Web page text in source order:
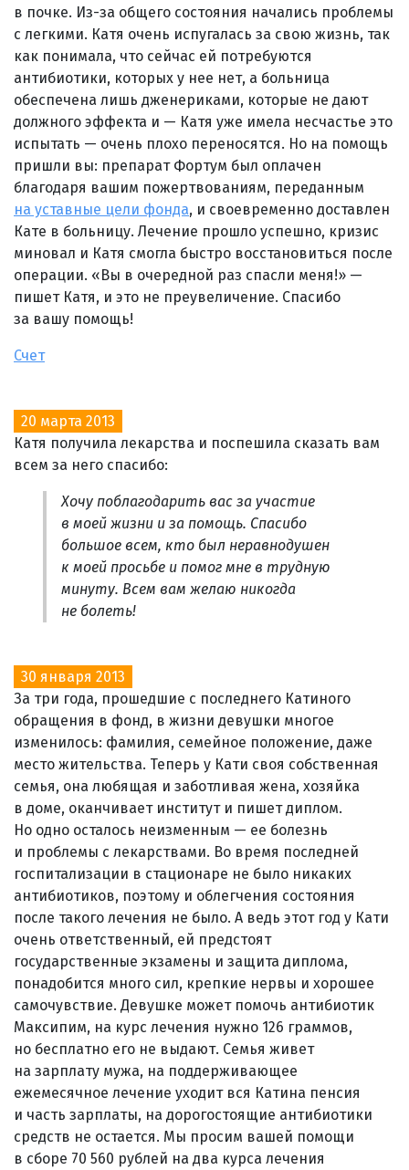
в почке. Из-за общего состояния начались проблемы
с легкими. Катя очень испугалась за свою жизнь, так
как понимала, что сейчас ей потребуются
антибиотики, которых у нее нет, а больница
обеспечена лишь дженериками, которые не дают
должного эффекта и — Катя уже имела несчастье это
испытать — очень плохо переносятся. Но на помощь
пришли вы: препарат Фортум был оплачен
благодаря вашим пожертвованиям, переданным
на уставные цели фонда, и своевременно доставлен
Кате в больницу. Лечение прошло успешно, кризис
миновал и Катя смогла быстро восстановиться после
операции. «Вы в очередной раз спасли меня!» —
пишет Катя, и это не преувеличение. Спасибо
за вашу помощь!
Счет
20 марта 2013
Катя получила лекарства и поспешила сказать вам
всем за него спасибо:
Хочу поблагодарить вас за участие
в моей жизни и за помощь. Спасибо
большое всем, кто был неравнодушен
к моей просьбе и помог мне в трудную
минуту. Всем вам желаю никогда
не болеть!
30 января 2013
За три года, прошедшие с последнего Катиного
обращения в фонд, в жизни девушки многое
изменилось: фамилия, семейное положение, даже
место жительства. Теперь у Кати своя собственная
семья, она любящая и заботливая жена, хозяйка
в доме, оканчивает институт и пишет диплом.
Но одно осталось неизменным — ее болезнь
и проблемы с лекарствами. Во время последней
госпитализации в стационаре не было никаких
антибиотиков, поэтому и облегчения состояния
после такого лечения не было. А ведь этот год у Кати
очень ответственный, ей предстоят
государственные экзамены и защита диплома,
понадобится много сил, крепкие нервы и хорошее
самочувствие. Девушке может помочь антибиотик
Максипим, на курс лечения нужно 126 граммов,
но бесплатно его не выдают. Семья живет
на зарплату мужа, на поддерживающее
ежемесячное лечение уходит вся Катина пенсия
и часть зарплаты, на дорогостоящие антибиотики
средств не остается. Мы просим вашей помощи
в сборе 70 560 рублей на два курса лечения